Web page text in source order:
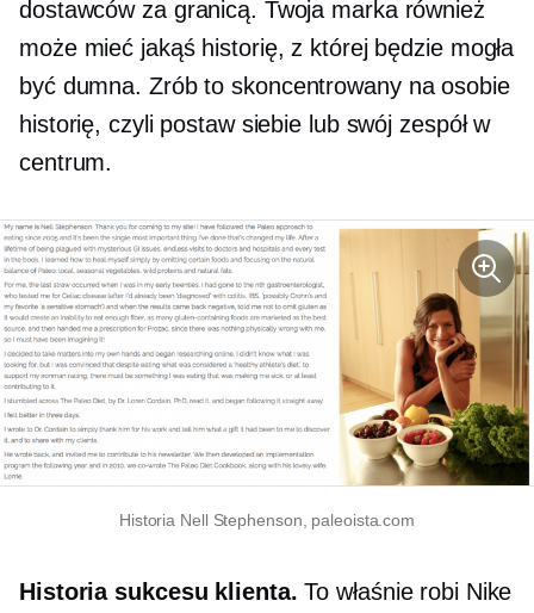
dostawców za granicą. Twoja marka również
może mieć jakąś historię, z której będzie mogła
być dumna. Zrób toskoncentrowany na osobie
historię, czyli postaw siebie lub swój zespół w
centrum.
Historia Nell Stephenson, paleoista.com
Historia sukcesu klienta. To właśnie robi Nike